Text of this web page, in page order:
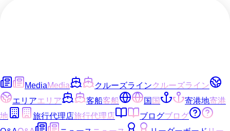
MediaMedia クルーズラインクルーズライン
エリアエリア 客船客船 国 国 寄港地寄港
地
旅行代理店旅行代理店 ブログブログ